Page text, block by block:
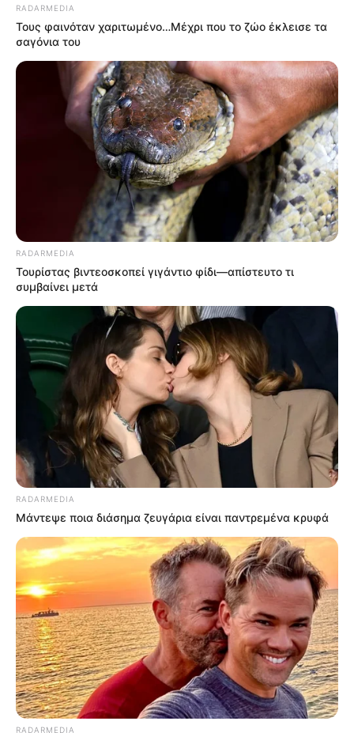
RADARMEDIA
Τους φαινόταν χαριτωμένο…Μέχρι που το ζώο έκλεισε τα
σαγόνια του
RADARMEDIA
Τουρίστας βιντεοσκοπεί γιγάντιο φίδι—απίστευτο τι
συμβαίνει μετά
RADARMEDIA
Μάντεψε ποια διάσημα ζευγάρια είναι παντρεμένα κρυφά
RADARMEDIA